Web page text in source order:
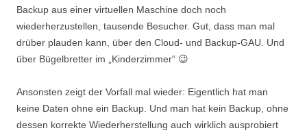
Backup aus einer virtuellen Maschine doch noch
wiederherzustellen, tausende Besucher. Gut, dass man mal
drüber plauden kann, über den Cloud- und Backup-GAU. Und
über Bügelbretter im „Kinderzimmer“ 😉
Ansonsten zeigt der Vorfall mal wieder: Eigentlich hat man
keine Daten ohne ein Backup. Und man hat kein Backup, ohne
dessen korrekte Wiederherstellung auch wirklich ausprobiert